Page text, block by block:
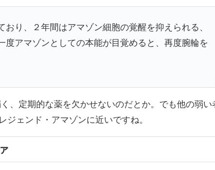
り、２年間はアマゾン細胞の覚醒を抑えられる、
度アマゾンとしての本能が目覚めると、再度腕輪を
、定期的な薬を欠かせないのだとか。でも他の弱い
ェンド・アマゾンに近いですね。